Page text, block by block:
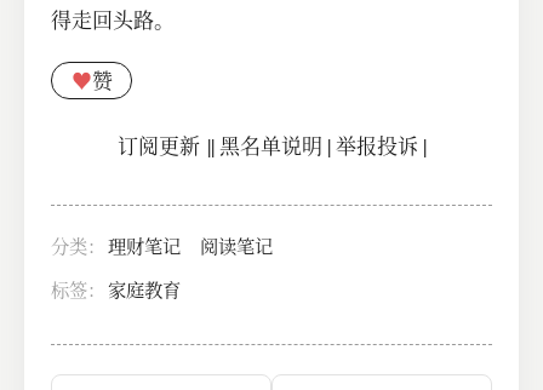
得走回头路。
♥赞
订阅更新||黑名单说明 |举报投诉 |
分类： 理财笔记
阅读笔记
标签： 家庭教育